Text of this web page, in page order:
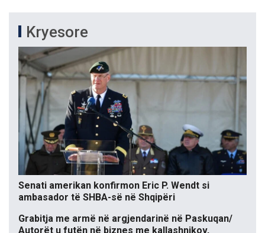
Kryesore
Senati amerikan konfirmon Eric P. Wendt si
ambasador të SHBA-së në Shqipëri
Grabitja me armë në argjendarinë në Paskuqan/
Autorët u futën në biznes me kallashnikov,